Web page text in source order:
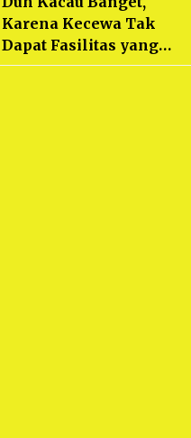
Karena Kecewa Tak
Dapat Fasilitas yang
Sesuai, Para Peserta